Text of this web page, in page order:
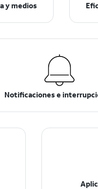
y medios
Notificaciones e